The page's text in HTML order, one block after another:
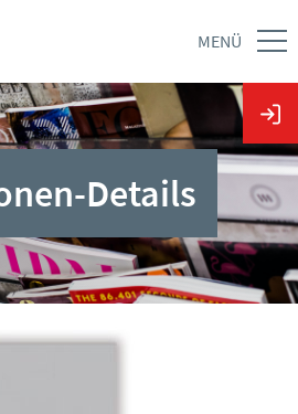
MENÜ
Details